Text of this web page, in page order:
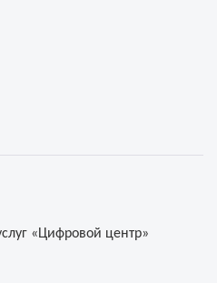
«Цифровой центр»